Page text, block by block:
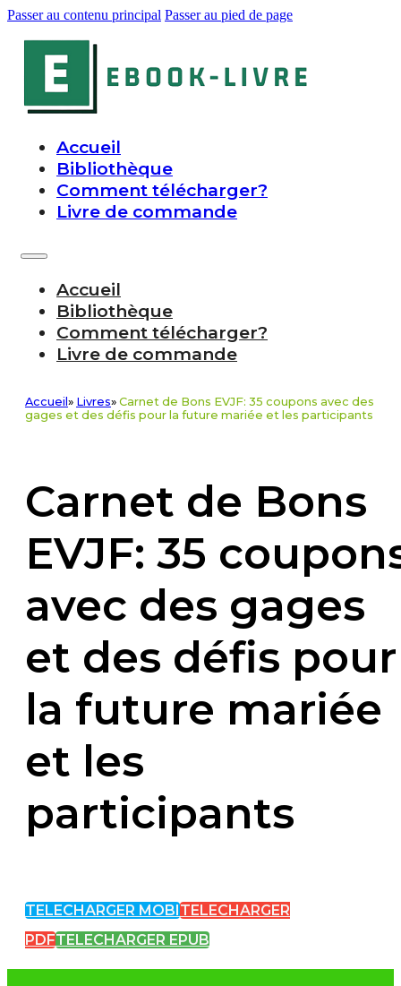
Passer au contenu principal Passer au pied de page
Accueil
Bibliothèque
Comment télécharger?
Livre de commande
Accueil
Bibliothèque
Comment télécharger?
Livre de commande
Accueil » Livres» Carnet de Bons EVJF: 35 coupons avec des
gages et des défis pour la future mariée et les participants
Carnet de Bons
EVJF: 35
avec des gages
et des défis pour
la future mariée
et les
participants
TELECHARGER MOBI TELECHARGER
PDFTELECHARGER EPUB